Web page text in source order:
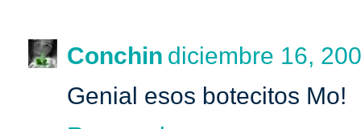
Conchin diciembre 16,
Genial esos botecitos Mo!